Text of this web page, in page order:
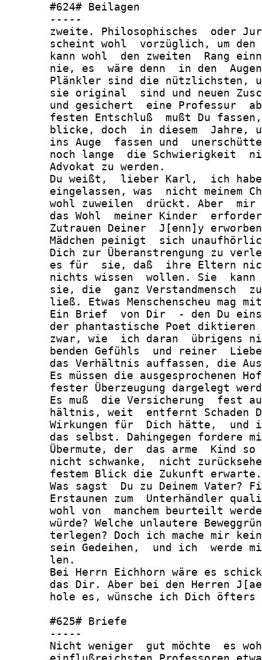
       #624# Beilagen
       -----
zweite. Philosophisches  oder
scheint wohl  vorzüglich, um
kann wohl  den zweiten  Rang
nie, es  wäre denn  in den
Plänkler sind die nützlichsten,
sie original  sind und neuen
und gesichert  eine Professur
festen Entschluß  mußt Du
blicke, doch  in diesem  Jahre,
ins Auge  fassen und
noch lange  die Schwierigkeit
       Advokat zu werden.
Du weißt,  lieber Karl,  ich
eingelassen, was  nicht meinem
wohl zuweilen  drückt. Aber
das Wohl  meiner Kinder
Zutrauen Deiner  J[enn]y
Mädchen peinigt  sich
Dich zur Überanstrengung zu
es für  sie, daß  ihre Eltern
nichts wissen  wollen. Sie
sie, die  ganz Verstandmensch
ließ. Etwas Menschenscheu mag
Ein Brief  von Dir  - den Du
der phantastische Poet
zwar, wie  ich daran  übrigens
benden Gefühls  und reiner
das Verhältnis auffassen, die
Es müssen die ausgesprochenen
fester Überzeugung dargelegt
Es muß  die Versicherung  fest
hältnis, weit  entfernt Schaden
Wirkungen für  Dich hätte,  und
das selbst. Dahingegen fordere
Übermute, der  das arme  Kind
nicht schwanke,  nicht
       festem Blick die Zukunft erwarte.
Was sagst  Du zu Deinem Vater?
Erstaunen zum  Unterhändler
wohl von  manchem beurteilt
würde? Welche unlautere
terlegen? Doch ich mache mir
sein Gedeihen,  und ich  werde
       len.
Bei Herrn Eichhorn wäre es
das Dir. Aber bei den Herren
hole es, wünsche ich Dich öfters
       #625# Briefe
       -----
Nicht weniger  gut möchte  es